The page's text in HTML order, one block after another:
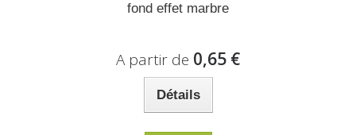
fond effet marbre
A partir de 0,65 €
Détails